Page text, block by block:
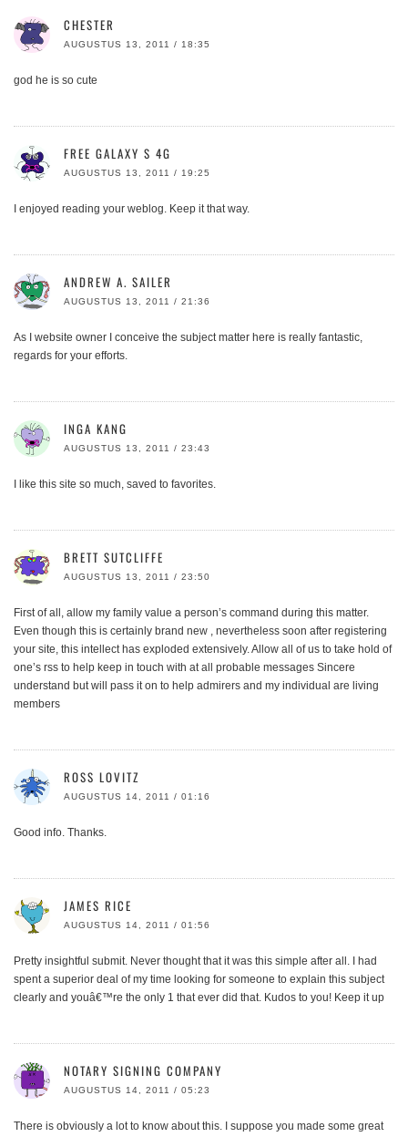
CHESTER
AUGUSTUS 13, 2011 / 18:35
god he is so cute
FREE GALAXY S 4G
AUGUSTUS 13, 2011 / 19:25
I enjoyed reading your weblog. Keep it that way.
ANDREW A. SAILER
AUGUSTUS 13, 2011 / 21:36
As I website owner I conceive the subject matter here is really fantastic,
regards for your efforts.
INGA KANG
AUGUSTUS 13, 2011 / 23:43
I like this site so much, saved to favorites.
BRETT SUTCLIFFE
AUGUSTUS 13, 2011 / 23:50
First of all, allow my family value a person’s command during this matter.
Even though this is certainly brand new , nevertheless soon after registering
your site, this intellect has exploded extensively. Allow all of us to take hold of
one’s rss to help keep in touch with at all probable messages Sincere
understand but will pass it on to help admirers and my individual are living
members
ROSS LOVITZ
AUGUSTUS 14, 2011 / 01:16
Good info. Thanks.
JAMES RICE
AUGUSTUS 14, 2011 / 01:56
Pretty insightful submit. Never thought that it was this simple after all. I had
spent a superior deal of my time looking for someone to explain this subject
clearly and youâ€™re the only 1 that ever did that. Kudos to you! Keep it up
NOTARY SIGNING COMPANY
AUGUSTUS 14, 2011 / 05:23
There is obviously a lot to know about this. I suppose you made some great